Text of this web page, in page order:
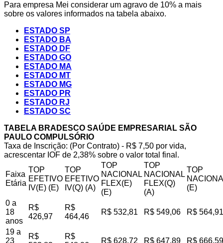
Para empresa Mei considerar um agravo de 10% a mais
sobre os valores informados na tabela abaixo.
ESTADO SP
ESTADO BA
ESTADO DF
ESTADO GO
ESTADO MA
ESTADO MT
ESTADO MG
ESTADO PR
ESTADO RJ
ESTADO SC
TABELA BRADESCO SAÚDE EMPRESARIAL SÃO
PAULO COMPULSÓRIO
Taxa de Inscrição: (Por Contrato) - R$ 7,50 por vida,
acrescentar IOF de 2,38% sobre o valor total final.
Faixa
Etária
TOP
EFETIVO
IV(E) (E)
TOP
EFETIVO
IV(Q) (A)
TOP
NACIONAL
FLEX(E)
(E)
TOP
NACIONAL
FLEX(Q)
(A)
TOP
(E)
0 a
18
anos
R$
426,97
R$
464,46
R$ 532,81 R$ 549,06 R$ 564,91
19 a
23
R$
R$
R$ 628,72 R$ 647,89 R$ 666,59